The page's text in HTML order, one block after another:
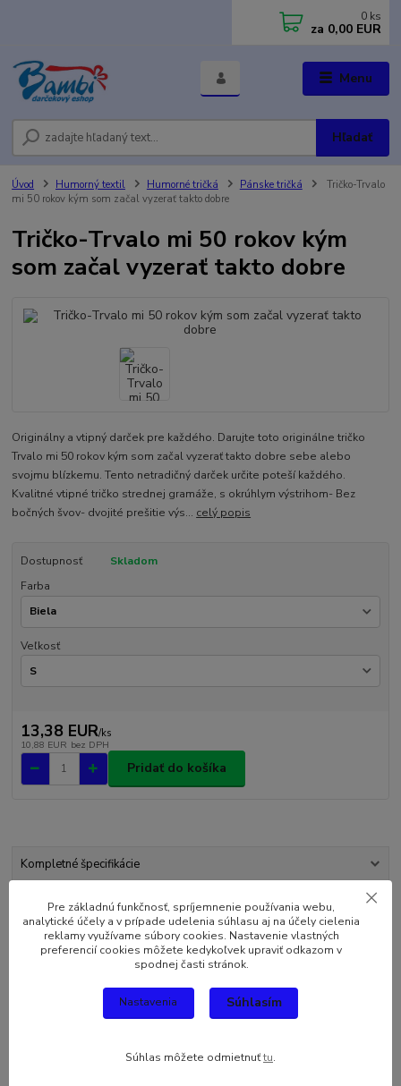
Menu
Hľadať
0 ks
za 0,00 EUR
Úvod Humorný textil Humorné tričká Pánske tričká
Tričko-Trvalo
mi 50 rokov kým som začal vyzerať takto dobre
Tričko-Trvalo mi 50 rokov kým
som začal vyzerať takto dobre
Originálny a vtipný darček pre každého. Darujte toto originálne tričko
Trvalo mi 50 rokov kým som začal vyzerať takto dobre sebe alebo
svojmu blízkemu. Tento netradičný darček určite poteší každého.
Kvalitné vtipné tričko strednej gramáže, s okrúhlym výstrihom- Bez
bočných švov- dvojité prešitie výs... celý popis
Dostupnosť
Skladom
Farba
Veľkosť
13,38 EUR/ks
10,88 EUR bez DPH
Pridať do košíka
Kompletné špecifikácie
Komentáre 0
Kompletné špecifikácie
Originálny a vtipný darček pre každého. Darujte toto originálne
tričko Trvalo mi 50 rokov kým som začal vyzerať takto dobre sebe
Pre základnú funkčnosť, spríjemnenie používania webu,
analytické účely a v prípade udelenia súhlasu aj na účely cielenia
reklamy využívame súbory cookies. Nastavenie vlastných
preferencií cookies môžete kedykoľvek upraviť odkazom v
spodnej časti stránok.
Nastavenia Súhlasím
Súhlas môžete odmietnuťtu.